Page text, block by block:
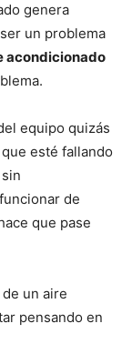
genera
un problema
acondicionado
equipo quizás
esté fallando
de
que pase
un aire
pensando en